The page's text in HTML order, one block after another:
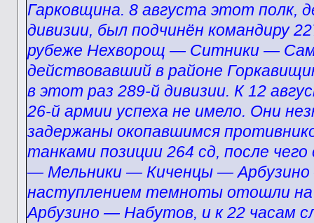
Гарковщина. 8 августа этот полк,
дивизии, был подчинён командиру
рубеже Нехворощ — Ситники —
действовавший в районе
в этот раз 289-й дивизии. К 12
26-й армии успеха не имело. Они
задержаны окопавшимся
танками позиции 264 сд, после
— Мельники — Киченцы — Арбузино
наступлением темноты отошли
Арбузино — Набутов, и к 22 часам